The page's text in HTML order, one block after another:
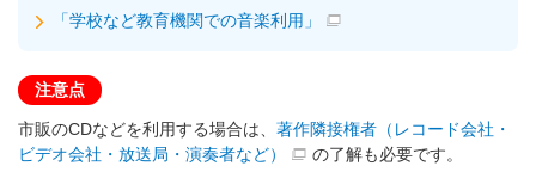
「学校など教育機関での音楽利用」
注意点
市販のCDなどを利用する場合は、 著作隣接権者（レコード会社・
ビデオ会社・放送局・演奏者など）
の了解も必要です。